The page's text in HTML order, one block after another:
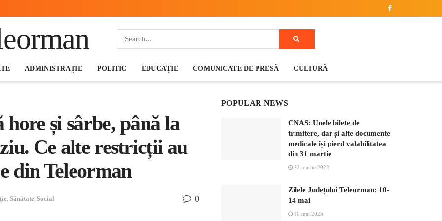
ADMINISTRAȚIE POLITIC EDUCAȚIE COMUNICATE DE PRESĂ CULTURĂ
și sârbe, până la
Ce alte restricții au
din Teleorman
, Sănătate, Social 0
POPULAR NEWS
CNAS: Unele bilete de
trimitere, dar și alte documente
medicale își pierd valabilitatea
din 31 martie
22 martie 2022
Zilele Județului Teleorman: 10-
14 mai
10 mai 2025